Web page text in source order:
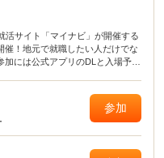
サイト「マイナビ」が開催する
！地元で就職したい人だけでな
には公式アプリのDLと入場予約
てなかなか就活イベントに参加
加したい」という方は、ぜひマ
ントによっては、入場予約特典
イベントの中でも有名＆大規模な
参加